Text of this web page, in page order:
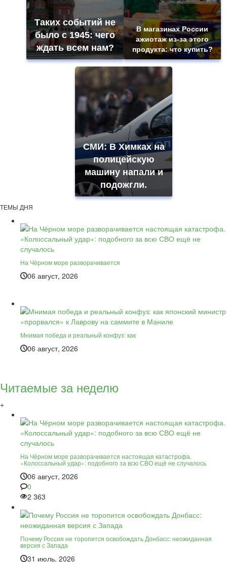
Таких событий не
было с 1945: чего
ждать всем нам?
В магазинах России
ажиотаж из-за этого
продукта: что купить?
СМИ: В Химках на
полицейскую
машину напали и
подожгли.
ТЕМЫ ДНЯ
На Чёрном море разворачивается
06 август, 2026
Мнимая победа и реальный конфуз: как
06 август, 2026
Читаемые за неделю
+
На Чёрном море разворачивается настоящая катастрофа.
«Колоссальный удар»: подобного за всю СВО ещё не случалось
06 август, 2026
0
2 363
Почему Россия не торопится освобождать Донбасс: неожиданная
версия с Запада
31 июль, 2026